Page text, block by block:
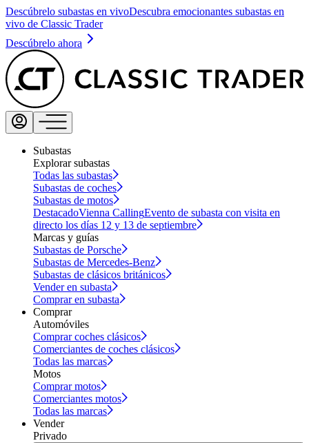
Descúbrelo subastas en vivoDescubra emocionantes subastas en
vivo de Classic Trader
Descúbrelo ahora
Subastas
Explorar subastas
Todas las subastas
Subastas de coches
Subastas de motos
DestacadoVienna CallingEvento de subasta con visita en
directo los días 12 y 13 de septiembre
Marcas y guías
Subastas de Porsche
Subastas de Mercedes-Benz
Subastas de clásicos británicos
Vender en subasta
Comprar en subasta
Comprar
Automóviles
Comprar coches clásicos
Comerciantes de coches clásicos
Todas las marcas
Motos
Comprar motos
Comerciantes motos
Todas las marcas
Vender
Privado